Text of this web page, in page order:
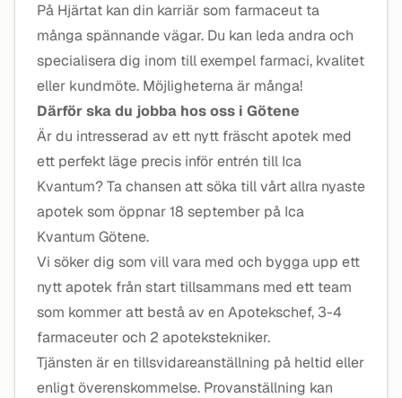
På Hjärtat kan din karriär som farmaceut ta
många spännande vägar. Du kan leda andra och
specialisera dig inom till exempel farmaci, kvalitet
eller kundmöte. Möjligheterna är många!
Därför ska du jobba hos oss i Götene
Är du intresserad av ett nytt fräscht apotek med
ett perfekt läge precis inför entrén till Ica
Kvantum? Ta chansen att söka till vårt allra nyaste
apotek som öppnar 18 september på Ica
Kvantum Götene.
Vi söker dig som vill vara med och bygga upp ett
nytt apotek från start tillsammans med ett team
som kommer att bestå av en Apotekschef, 3-4
farmaceuter och 2 apotekstekniker.
Tjänsten är en tillsvidareanställning på heltid eller
enligt överenskommelse. Provanställning kan